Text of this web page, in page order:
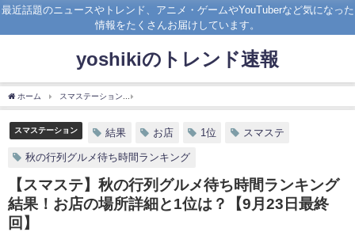
最近話題のニュースやトレンド、アニメ・ゲームやYouTuberなど気になった
情報をたくさんお届けしています。
yoshikiのトレンド速報
ホーム スマステーション
スマステーション 結果 お店 1位 スマステ
秋の行列グルメ待ち時間ランキング
【スマステ】秋の行列グルメ待ち時間ランキング
結果！お店の場所詳細と1位は？【9月23日最終
回】